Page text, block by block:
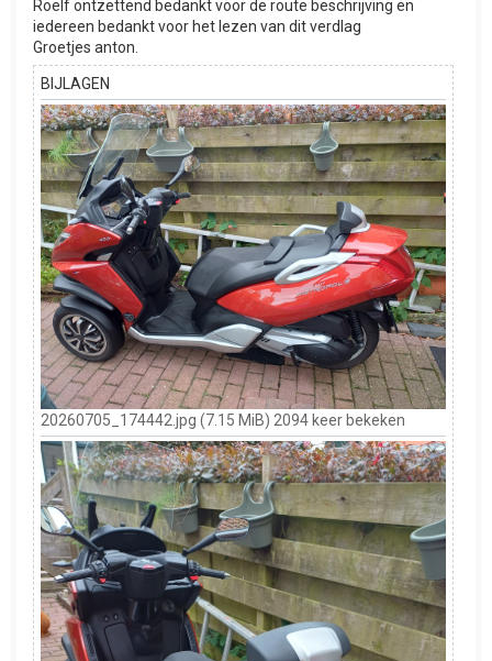
Roelf ontzettend bedankt voor de route beschrijving en
iedereen bedankt voor het lezen van dit verdlag
Groetjes anton.
BIJLAGEN
20260705_174442.jpg (7.15 MiB) 2094 keer bekeken